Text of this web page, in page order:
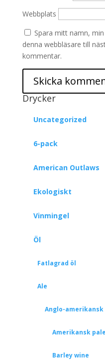
Webbplats
Spara mitt namn,
denna webbläsare till
kommentar.
Drycker
Uncategorized
6-pack
American Outlaws
Ekologiskt
Vinmingel
Öl
Fatlagrad öl
Ale
Anglo-
Amerikansk
Barley wine